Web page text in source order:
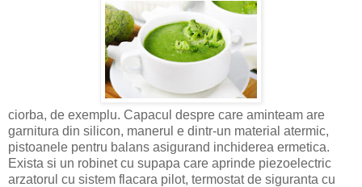
ciorba, de exemplu. Capacul despre care aminteam are
garnitura din silicon, manerul e dintr-un material atermic,
pistoanele pentru balans asigurand inchiderea ermetica.
Exista si un robinet cu supapa care aprinde piezoelectric
arzatorul cu sistem flacara pilot, termostat de siguranta cu